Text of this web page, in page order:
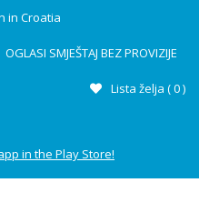
in Croatia
OGLASI SMJEŠTAJ BEZ PROVIZIJE
Lista želja (0)
in the Play Store!